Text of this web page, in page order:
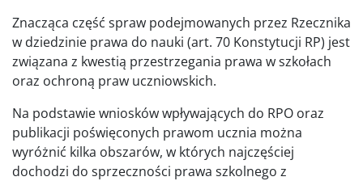
Znacząca część spraw podejmowanych przez Rzecznika
w dziedzinie prawa do nauki (art. 70 Konstytucji RP) jest
związana z kwestią przestrzegania prawa w szkołach
oraz ochroną praw uczniowskich.
Na podstawie wniosków wpływających do RPO oraz
publikacji poświęconych prawom ucznia można
wyróżnić kilka obszarów, w których najczęściej
dochodzi do sprzeczności prawa szkolnego z